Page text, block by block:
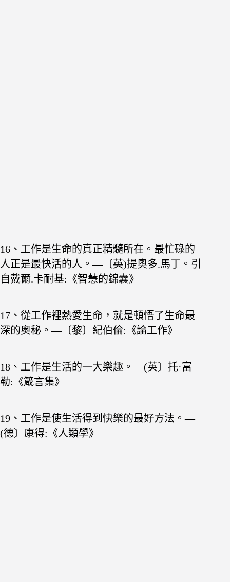
16、工作是生命的真正精髓所在。最忙碌的
人正是最快活的人。—〔英)提奧多.馬丁。引
自戴爾.卡耐基:《智慧的錦囊》
17、從工作裡熱愛生命，就是頓悟了生命最
深的奧秘。—〔黎〕紀伯倫:《論工作》
18、工作是生活的一大樂趣。—(英〕托·富
勒:《箴言集》
19、工作是使生活得到快樂的最好方法。—
(德〕康得:《人類學》